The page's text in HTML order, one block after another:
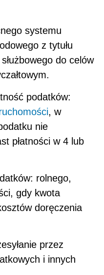
systemu
z tytułu
do celów
podatków:
, w
nie
płatności w 4 lub
rolnego,
gdy kwota
doręczenia
przez
i innych